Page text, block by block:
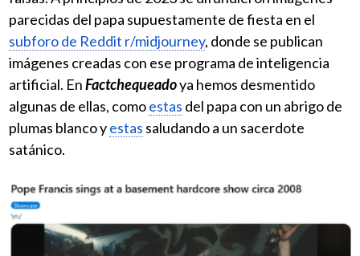
parecidas del papa supuestamente de fiesta en el
subforo de Reddit r/midjourney, donde se publican
imágenes creadas con ese programa de inteligencia
artificial. EnFactchequeadoya hemos desmentido
algunas de ellas, comoestas del papa con un abrigo de
plumas blanco yestas saludando a un sacerdote
satánico.